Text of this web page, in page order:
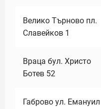
Велико Търново пл.
Славейков 1
Враца бул. Христо
Ботев 52
Габрово ул. Емануил